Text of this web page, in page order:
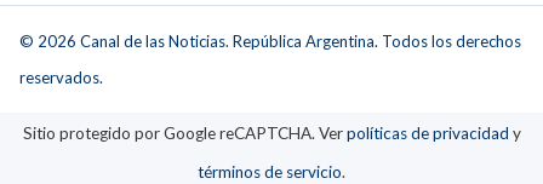
© 2026 Canal de las Noticias. República Argentina. Todos los derechos
reservados.
Sitio protegido por Google reCAPTCHA. Verpolíticas de privacidad y
términos de servicio.